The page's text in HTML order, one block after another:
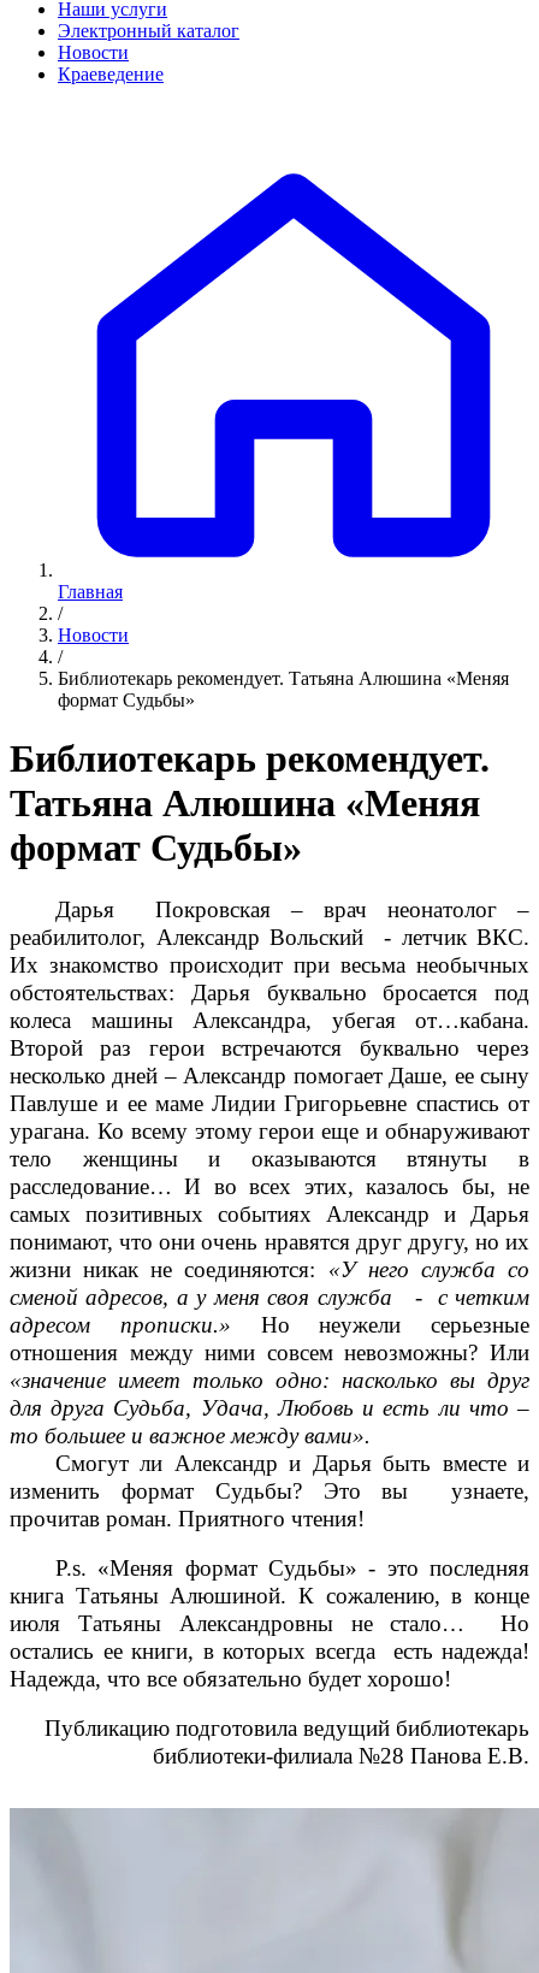
Наши услуги
Электронный каталог
Новости
Краеведение
Главная
/
Новости
/
Библиотекарь рекомендует. Татьяна Алюшина «Меняя
формат Судьбы»
Библиотекарь рекомендует.
Татьяна Алюшина «Меняя
формат Судьбы»
Дарья Покровская – врач неонатолог –
реабилитолог, Александр Вольский - летчик ВКС.
Их знакомство происходит при весьма необычных
обстоятельствах: Дарья буквально бросается под
колеса машины Александра, убегая от…кабана.
Второй раз герои встречаются буквально через
несколько дней – Александр помогает Даше, ее сыну
Павлуше и ее маме Лидии Григорьевне спастись от
урагана. Ко всему этому герои еще и обнаруживают
тело женщины и оказываются втянуты в
расследование… И во всех этих, казалось бы, не
самых позитивных событиях Александр и Дарья
понимают, что они очень нравятся друг другу, но их
жизни никак не соединяются: «У него служба со
сменой адресов, а у меня своя служба - с четким
адресом прописки.» Но неужели серьезные
отношения между ними совсем невозможны? Или
«значение имеет только одно: насколько вы друг
для друга Судьба, Удача, Любовь и есть ли что –
то большее и важное между вами».
Смогут ли Александр и Дарья быть вместе и
изменить формат Судьбы? Это вы узнаете,
прочитав роман. Приятного чтения!
P.s. «Меняя формат Судьбы» - это последняя
книга Татьяны Алюшиной. К сожалению, в конце
июля Татьяны Александровны не стало… Но
остались ее книги, в которых всегда есть надежда!
Надежда, что все обязательно будет хорошо!
Публикацию подготовила ведущий библиотекарь
библиотеки-филиала №28 Панова Е.В.